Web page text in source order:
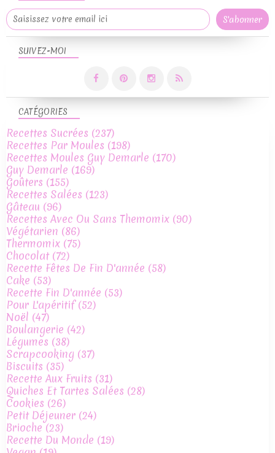
SUIVEZ-MOI
CATÉGORIES
Recettes Sucrées (237)
Recettes Par Moules (198)
Recettes Moules Guy Demarle (170)
Guy Demarle (169)
Goûters (155)
Recettes Salées (123)
Gâteau (96)
Recettes Avec Ou Sans Themomix (90)
Végétarien (86)
Thermomix (75)
Chocolat(72)
Recette Fêtes De Fin D'année (58)
Cake (53)
Recette Fin D'année (53)
Pour L'apéritif(52)
Noël (47)
Boulangerie (42)
Légumes (38)
Scrapcooking (37)
Biscuits (35)
Recette Aux Fruits (31)
Quiches Et Tartes Salées (28)
Cookies (26)
Petit Déjeuner (24)
Brioche(23)
Recette Du Monde (19)